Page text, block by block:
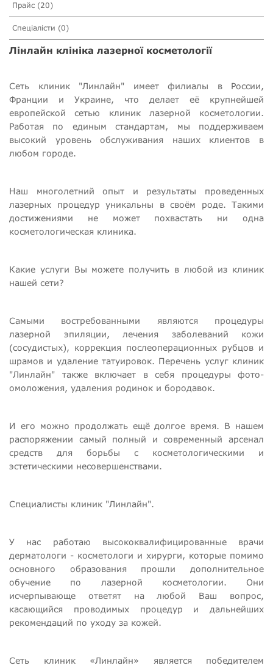
Прайс (20)
Спеціалісти (0)
Лінлайн клініка лазерної косметології
Сеть клиник "Линлайн" имеет филиалы в России,
Франции и Украине, что делает её крупнейшей
европейской сетью клиник лазерной косметологии.
Работая по единым стандартам, мы поддерживаем
высокий уровень обслуживания наших клиентов в
любом городе.
Наш многолетний опыт и результаты проведенных
лазерных процедур уникальны в своём роде. Такими
достижениями не может похвастать ни одна
косметологическая клиника.
Какие услуги Вы можете получить в любой из клиник
нашей сети?
Самыми востребованными являются процедуры
лазерной эпиляции, лечения заболеваний кожи
(сосудистых), коррекция послеоперационных рубцов и
шрамов и удаление татуировок. Перечень услуг клиник
"Линлайн" также включает в себя процедуры фото-
омоложения, удаления родинок и бородавок.
И его можно продолжать ещё долгое время. В нашем
распоряжении самый полный и современный арсенал
средств для борьбы с косметологическими и
эстетическими несовершенствами.
Специалисты клиник "Линлайн".
У нас работаю высококвалифицированные врачи
дерматологи - косметологи и хирурги, которые помимо
основного образования прошли дополнительное
обучение по лазерной косметологии. Они
исчерпывающе ответят на любой Ваш вопрос,
касающийся проводимых процедур и дальнейших
рекомендаций по уходу за кожей.
Сеть клиник «Линлайн» является победителем